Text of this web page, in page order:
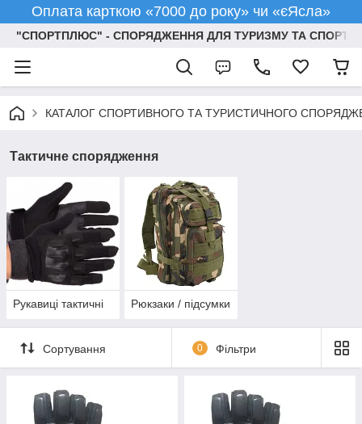
Оплата карткою «7000 до року» чи «єЯсла»
"СПОРТПЛЮС" - СПОРЯДЖЕННЯ ДЛЯ ТУРИЗМУ ТА СПОРТУ
КАТАЛОГ СПОРТИВНОГО ТА ТУРИСТИЧНОГО
Тактичне спорядження
Рукавиці тактичні Рюкзаки / підсумки
Сортування 0 Фільтри